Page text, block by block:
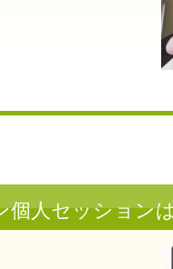
個人セッション